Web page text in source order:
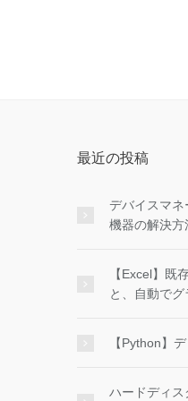
最近の投稿
デバイスマネ
機器の解決方
【Excel】既
と、自動で
【Python】
ハードディス